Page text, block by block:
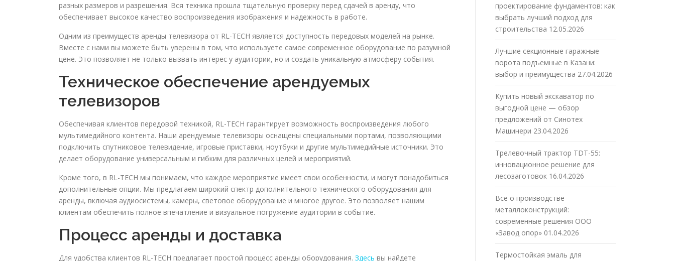
разных размеров и разрешения. Вся техника прошла тщательную проверку перед сдачей в аренду, что
обеспечивает высокое качество воспроизведения изображения и надежность в работе.
Одним из преимуществ аренды телевизора от RL-TECH является доступность передовых моделей на рынке.
Вместе с нами вы можете быть уверены в том, что используете самое современное оборудование по разумной
цене. Это позволяет не только вызвать интерес у аудитории, но и создать уникальную атмосферу события.
Техническое обеспечение арендуемых
телевизоров
Обеспечивая клиентов передовой техникой, RL-TECH гарантирует возможность воспроизведения любого
мультимедийного контента. Наши арендуемые телевизоры оснащены специальными портами, позволяющими
подключить спутниковое телевидение, игровые приставки, ноутбуки и другие мультимедийные источники. Это
делает оборудование универсальным и гибким для различных целей и мероприятий.
Кроме того, в RL-TECH мы понимаем, что каждое мероприятие имеет свои особенности, и могут понадобиться
дополнительные опции. Мы предлагаем широкий спектр дополнительного технического оборудования для
аренды, включая аудиосистемы, камеры, световое оборудование и многое другое. Это позволяет нашим
клиентам обеспечить полное впечатление и визуальное погружение аудитории в событие.
Процесс аренды и доставка
Для удобства клиентов RL-TECH предлагает простой процесс аренды оборудования. Здесь вы найдете
проектирование фундаментов: как
выбрать лучший подход для
строительства 12.05.2026
Лучшие секционные гаражные
ворота подъемные в Казани:
выбор и преимущества 27.04.2026
Купить новый экскаватор по
выгодной цене — обзор
предложений от Синотех
Машинери 23.04.2026
Трелевочный трактор TDT-55:
инновационное решение для
лесозаготовок 16.04.2026
Все о производстве
металлоконструкций:
современные решения ООО
«Завод опор» 01.04.2026
Термостойкая эмаль для